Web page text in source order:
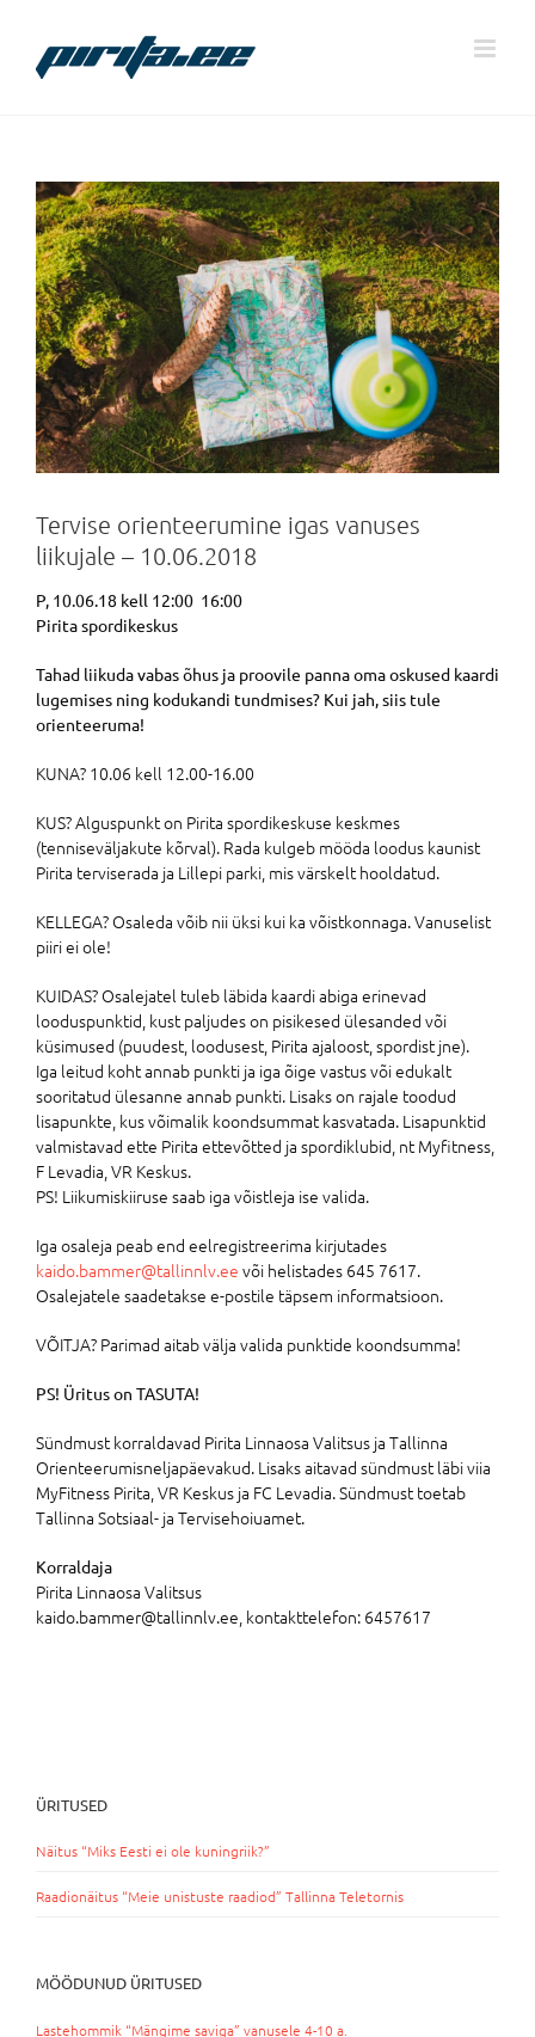
content
Tervise orienteerumine igas vanuses
liikujale – 10.06.2018
P, 10.06.18 kell 12:00 16:00
Pirita spordikeskus
Tahad liikuda vabas õhus ja proovile panna oma oskused kaardi
lugemises ning kodukandi tundmises? Kui jah, siis tule
orienteeruma!
KUNA? 10.06 kell 12.00-16.00
KUS? Alguspunkt on Pirita spordikeskuse keskmes
(tenniseväljakute kõrval). Rada kulgeb mööda loodus kaunist
Pirita terviserada ja Lillepi parki, mis värskelt hooldatud.
KELLEGA? Osaleda võib nii üksi kui ka võistkonnaga. Vanuselist
piiri ei ole!
KUIDAS? Osalejatel tuleb läbida kaardi abiga erinevad
looduspunktid, kust paljudes on pisikesed ülesanded või
küsimused (puudest, loodusest, Pirita ajaloost, spordist jne).
Iga leitud koht annab punkti ja iga õige vastus või edukalt
sooritatud ülesanne annab punkti. Lisaks on rajale toodud
lisapunkte, kus võimalik koondsummat kasvatada. Lisapunktid
valmistavad ette Pirita ettevõtted ja spordiklubid, nt Myfitness,
F Levadia, VR Keskus.
PS! Liikumiskiiruse saab iga võistleja ise valida.
Iga osaleja peab end eelregistreerima kirjutades
kaido.bammer@tallinnlv.ee või helistades 645 7617.
Osalejatele saadetakse e-postile täpsem informatsioon.
VÕITJA? Parimad aitab välja valida punktide koondsumma!
PS! Üritus on TASUTA!
Sündmust korraldavad Pirita Linnaosa Valitsus ja Tallinna
Orienteerumisneljapäevakud. Lisaks aitavad sündmust läbi viia
MyFitness Pirita, VR Keskus ja FC Levadia. Sündmust toetab
Tallinna Sotsiaal- ja Tervisehoiuamet.
Korraldaja
Pirita Linnaosa Valitsus
kaido.bammer@tallinnlv.ee, kontakttelefon: 6457617
ÜRITUSED
Näitus “Miks Eesti ei ole kuningriik?”
Raadionäitus “Meie unistuste raadiod” Tallinna Teletornis
MÖÖDUNUD ÜRITUSED
Lastehommik “Mängime saviga” vanusele 4-10 a.